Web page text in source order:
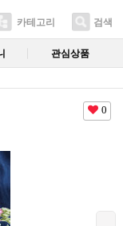
카테고리 검색
관심상품
0